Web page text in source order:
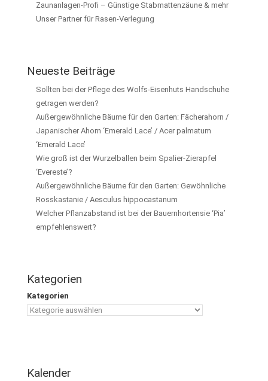
Zaunanlagen-Profi – Günstige Stabmattenzäune & mehr
Unser Partner für Rasen-Verlegung
Neueste Beiträge
Sollten bei der Pflege des Wolfs-Eisenhuts Handschuhe
getragen werden?
Außergewöhnliche Bäume für den Garten: Fächerahorn /
Japanischer Ahorn ‘Emerald Lace’ / Acer palmatum
‘Emerald Lace’
Wie groß ist der Wurzelballen beim Spalier-Zierapfel
‘Evereste’?
Außergewöhnliche Bäume für den Garten: Gewöhnliche
Rosskastanie / Aesculus hippocastanum
Welcher Pflanzabstand ist bei der Bauernhortensie ‘Pia’
empfehlenswert?
Kategorien
Kategorien
Kalender